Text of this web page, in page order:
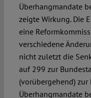
Überhangmandate
zeigte Wirkung. Die
eine
verschiedene
nicht zuletzt die
auf 299 zur
(vorübergehend) zur
Überhangmandate